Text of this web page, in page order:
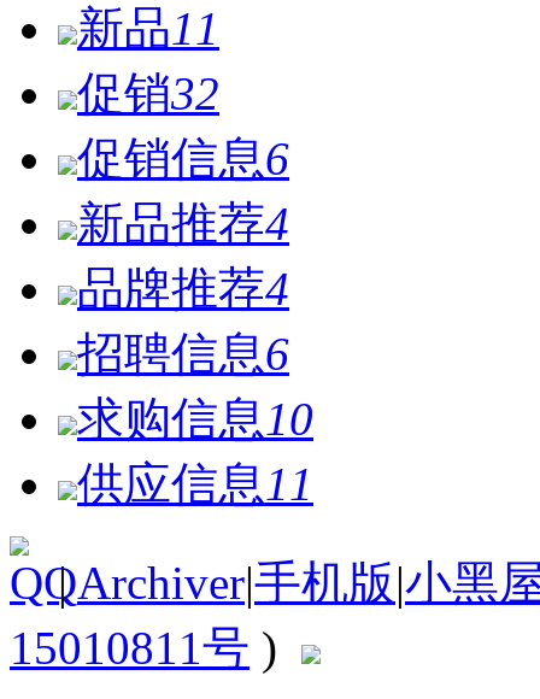
新品11
促销32
促销信息6
新品推荐4
品牌推荐4
招聘信息6
求购信息 10
供应信息 11
| Archiver|手机版|小黑
15010811号 )